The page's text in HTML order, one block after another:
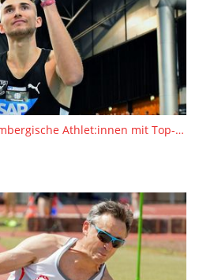
Hallen-WM: Baden-Württembergische Athlet:innen mit Top-Acht-Chancen